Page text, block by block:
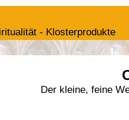
- Klosterprodukte
Der kleine, feine